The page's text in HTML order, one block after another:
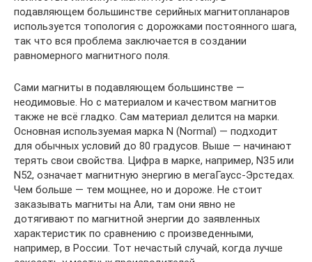
подавляющем большинстве серийных магнитопланаров
используется топология с дорожками постоянного шага,
так что вся проблема заключается в создании
равномерного магнитного поля.
Сами магниты в подавляющем большинстве —
неодимовые. Но с материалом и качеством магнитов
также не всё гладко. Сам материал делится на марки.
Основная используемая марка N (Normal) — подходит
для обычных условий до 80 градусов. Выше — начинают
терять свои свойства. Цифра в марке, например, N35 или
N52, означает магнитную энергию в мегаГаусс-Эрстедах.
Чем больше — тем мощнее, но и дороже. Не стоит
заказывать магниты на Али, там они явно не
дотягивают по магнитной энергии до заявленных
характеристик по сравнению с произведенными,
например, в России. Тот нечастый случай, когда лучше